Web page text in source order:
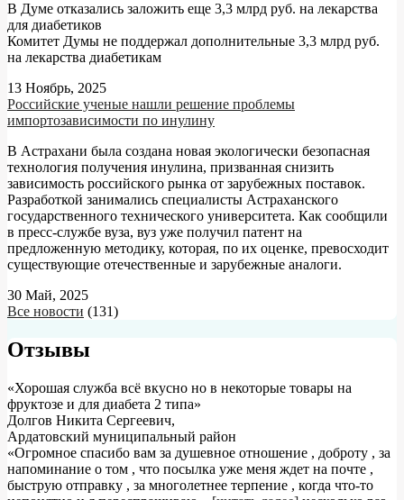
В Думе отказались заложить еще 3,3 млрд руб. на лекарства
для диабетиков
Комитет Думы не поддержал дополнительные 3,3 млрд руб.
на лекарства диабетикам
13 Ноябрь, 2025
Российские ученые нашли решение проблемы
импортозависимости по инулину
В Астрахани была создана новая экологически безопасная
технология получения инулина, призванная снизить
зависимость российского рынка от зарубежных поставок.
Разработкой занимались специалисты Астраханского
государственного технического университета. Как сообщили
в пресс-службе вуза, вуз уже получил патент на
предложенную методику, которая, по их оценке, превосходит
существующие отечественные и зарубежные аналоги.
30 Май, 2025
Все новости (131)
Отзывы
«Хорошая служба всё вкусно но в некоторые товары на
фруктозе и для диабета 2 типа»
Долгов Никита Сергеевич,
Ардатовский муниципальный район
«Огромное спасибо вам за душевное отношение , доброту , за
напоминание о том , что посылка уже меня ждет на почте ,
быструю отправку , за многолетнее терпение , когда что-то